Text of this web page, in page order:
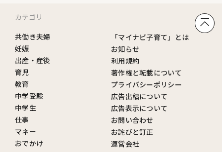
カテゴリ
共働き夫婦
妊娠
出産・産後
育児
教育
中学受験
中学生
仕事
マネー
おでかけ
「マイナビ子育て」とは
お知らせ
利用規約
著作権と転載について
プライバシーポリシー
広告出稿について
広告表示について
お問い合わせ
お詫びと訂正
運営会社